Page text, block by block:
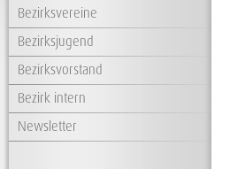
Bezirksvereine
Bezirksjugend
Bezirksvorstand
Bezirk intern
Newsletter